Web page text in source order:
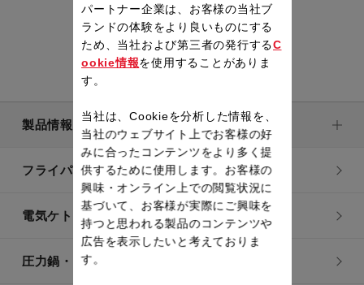
製品情報
フライパン・鍋
電気ケトル
圧力鍋・電気圧力鍋
パートナー企業は、お客様の当社ブ
ランドの体験をより良いものにする
ため、当社および第三者の発行するC
ookie情報を使用することがありま
す。
当社は、Cookieを分析した情報を、
当社のウェブサイト上でお客様の好
みに合ったコンテンツをより多く提
供するために使用します。お客様の
興味・オンライン上での閲覧状況に
基づいて、お客様が実際にご興味を
持つと思われる製品のコンテンツや
広告を表示したいと考えておりま
す。